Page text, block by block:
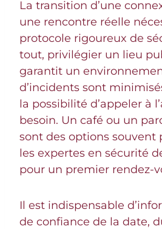
La transition d’une
une rencontre réelle
protocole rigoureux de
tout, privilégier un lieu
garantit un
d’incidents sont
la possibilité d’appeler à
besoin. Un café ou un
sont des options souvent
les expertes en sécurité
pour un premier rendez-
Il est indispensable
de confiance de la date,